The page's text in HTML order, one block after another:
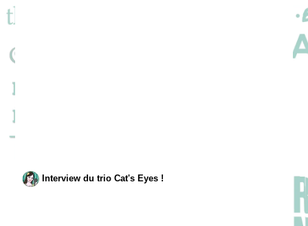
Interview du trio Cat's Eyes !